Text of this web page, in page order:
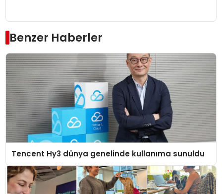
Benzer Haberler
Tencent Hy3 dünya genelinde kullanıma sunuldu